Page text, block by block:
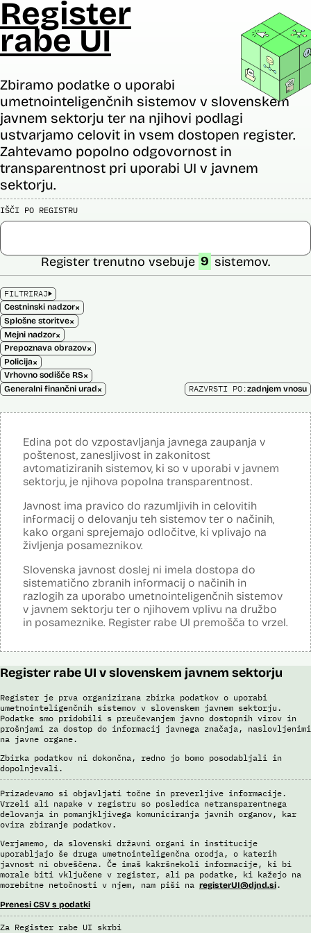
Register
rabe UI
Zbiramo podatke o uporabi
umetnointeligenčnih sistemov v slovenskem
javnem sektorju ter na njihovi podlagi
ustvarjamo celovit in vsem dostopen register.
Zahtevamo popolno odgovornost in
transparentnost pri uporabi UI v javnem
sektorju.
IŠČI PO REGISTRU
FILTRIRAJ
Cestninski nadzor×
Splošne storitve×
Mejni nadzor×
Prepoznava obrazov×
Policija×
Vrhovno sodišče RS×
Generalni finančni urad×
Register trenutno vsebuje 9 sistemov.
RAZVRSTI PO:zadnjem vnosu
Edina pot do vzpostavljanja javnega zaupanja v
poštenost, zanesljivost in zakonitost
avtomatiziranih sistemov, ki so v uporabi v javnem
sektorju, je njihova popolna transparentnost.
Javnost ima pravico do razumljivih in celovitih
informacij o delovanju teh sistemov ter o načinih,
kako organi sprejemajo odločitve, ki vplivajo na
življenja posameznikov.
Slovenska javnost doslej ni imela dostopa do
sistematično zbranih informacij o načinih in
razlogih za uporabo umetnointeligenčnih sistemov
v javnem sektorju ter o njihovem vplivu na družbo
in posameznike. Register rabe UI premošča to vrzel.
Register rabe UI v slovenskem javnem sektorju
Register je prva organizirana zbirka podatkov o uporabi
umetnointeligenčnih sistemov v slovenskem javnem sektorju.
Podatke smo pridobili s preučevanjem javno dostopnih virov in
prošnjami za dostop do informacij javnega značaja, naslovljenimi
na javne organe.
Zbirka podatkov ni dokončna, redno jo bomo posodabljali in
dopolnjevali.
Prizadevamo si objavljati točne in preverljive informacije.
Vrzeli ali napake v registru so posledica netransparentnega
delovanja in pomanjkljivega komuniciranja javnih organov, kar
ovira zbiranje podatkov.
Verjamemo, da slovenski državni organi in institucije
uporabljajo še druga umetnointeligenčna orodja, o katerih
javnost ni obveščena. Če imaš kakršnekoli informacije, ki bi
morale biti vključene v register, ali pa podatke, ki kažejo na
morebitne netočnosti v njem, nam piši na registerUI@djnd.si.
Prenesi CSV s podatki
Za Register rabe UI skrbi